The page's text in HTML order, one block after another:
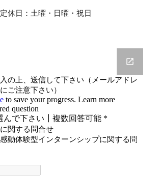
定休日：土曜・日曜・祝日